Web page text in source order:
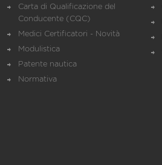
Carta di Qualificazione del
Conducente (CQC)
Medici Certificatori - Novità
Modulistica
Patente nautica
Normativa